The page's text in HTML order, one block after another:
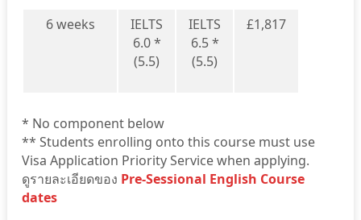
6 weeks
IELTS
6.0 *
(5.5)
IELTS
6.5 *
(5.5)
£1,817
* No component below
** Students enrolling onto this course must use
Visa Application Priority Service when applying.
ดูรายละเอียดของ Pre-Sessional English Course
dates